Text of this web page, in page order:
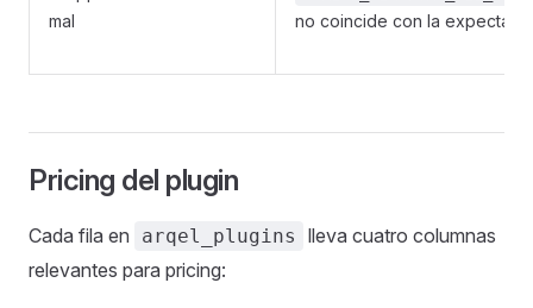
mal
no coincide con la
Pricing del plugin
Cada fila en arqel_plugins
lleva cuatro columnas
relevantes para pricing: